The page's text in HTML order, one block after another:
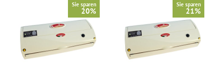
Sie sparen
20%
Sie sparen
21%